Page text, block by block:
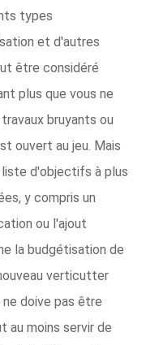
types
et d'autres
être considéré
plus que vous ne
bruyants ou
ouvert au jeu. Mais
d'objectifs à plus
y compris un
ou l'ajout
la budgétisation de
verticutter
doive pas être
au moins servir de